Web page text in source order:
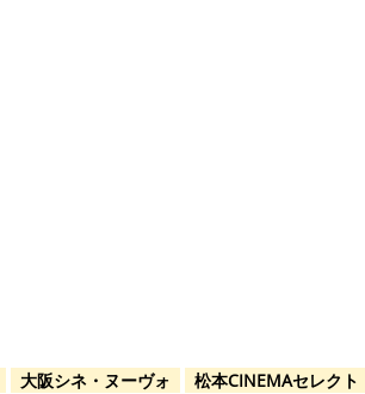
大阪シネ・ヌーヴォ
松本CINEMAセレクト